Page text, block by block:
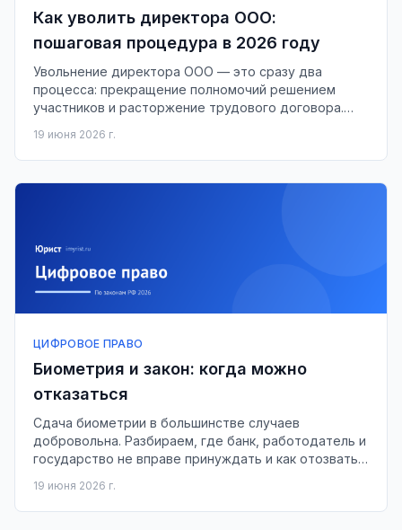
Как уволить директора ООО:
пошаговая процедура в 2026 году
Увольнение директора ООО — это сразу два
процесса: прекращение полномочий решением
участников и расторжение трудового договора.
19 июня 2026 г.
ЦИФРОВОЕ ПРАВО
Биометрия и закон: когда можно
отказаться
Сдача биометрии в большинстве случаев
добровольна. Разбираем, где банк, работодатель и
государство не вправе принуждать и как отозвать
19 июня 2026 г.